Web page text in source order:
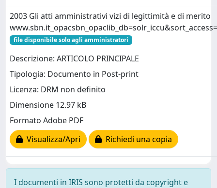
2003 Gli atti amministrativi vizi di legittimità e di merito
file disponibile solo agli amministratori
Descrizione: ARTICOLO PRINCIPALE
Tipologia: Documento in Post-print
Licenza: DRM non definito
Dimensione 12.97 kB
Formato Adobe PDF
Visualizza/Apri
Richiedi una copia
I documenti in IRIS sono protetti da copyright e